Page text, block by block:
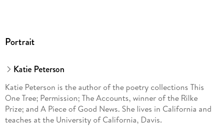
Portrait
Katie Peterson
Katie Peterson is the author of the poetry collections This
One Tree; Permission; The Accounts, winner of the Rilke
Prize; and A Piece of Good News. She lives in California and
teaches at the University of California, Davis.